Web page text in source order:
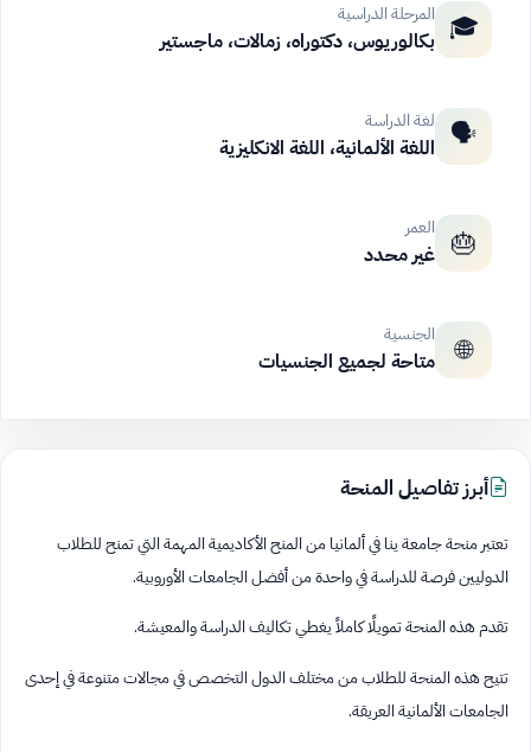
🎓 المرحلة الدراسية
بكالوريوس، دكتوراه، زمالات، ماجستير
🗣️ لغة الدراسة
اللغة الألمانية، اللغة الانكليزية
🎂 العمر
غير محدد
🌐 الجنسية
متاحة لجميع الجنسيات
أبرز تفاصيل المنحة
تعتبر منحة جامعة ينا في ألمانيا من المنح الأكاديمية المهمة التي تمنح للطلاب
الدوليين فرصة للدراسة في واحدة من أفضل الجامعات الأوروبية.
تقدم هذه المنحة تمويلًا كاملاً يغطي تكاليف الدراسة والمعيشة.
تتيح هذه المنحة للطلاب من مختلف الدول التخصص في مجالات متنوعة في إحدى
الجامعات الألمانية العريقة.